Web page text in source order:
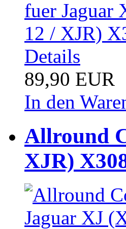
Details
89,90 EUR
In den
Allround
XJR)